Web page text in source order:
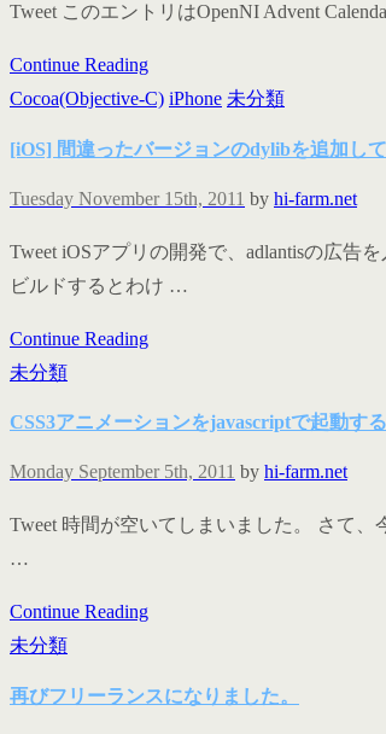
Tweet このエントリはOpenNI Advent
Continue Reading
Cocoa(Objective-C) iPhone 未分類
[iOS] 間違ったバージョンのdylibを追加し
Tuesday November 15th, 2011 by hi-farm.net
Tweet iOSアプリの開発で、adlantisの広告
ビルドするとわけ …
Continue Reading
未分類
CSS3アニメーションをjavascriptで起動する
Monday September 5th, 2011 by hi-farm.net
Tweet 時間が空いてしまいました。 さて、
…
Continue Reading
未分類
再びフリーランスになりました。